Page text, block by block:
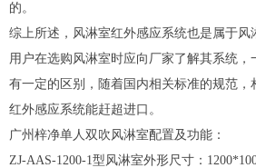
的。
综上所述，风淋室红外感应系统也是属于风
用户在选购风淋室时应向厂家了解其系统，
有一定的区别，随着国内相关标准的规范，
红外感应系统能赶超进口。
广州梓净单人双吹风淋室配置及功能：
ZJ-AAS-1200-1型风淋室外形尺寸：